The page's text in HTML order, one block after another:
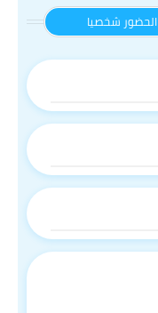
الحضور شخصيا